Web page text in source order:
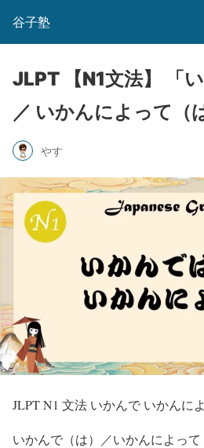
谷子塾
JLPT 【N1文法】 「
／ いかんによって（
やす
JLPT N1 文法 いかんで いかんに
いかんで（は）／いかんによって